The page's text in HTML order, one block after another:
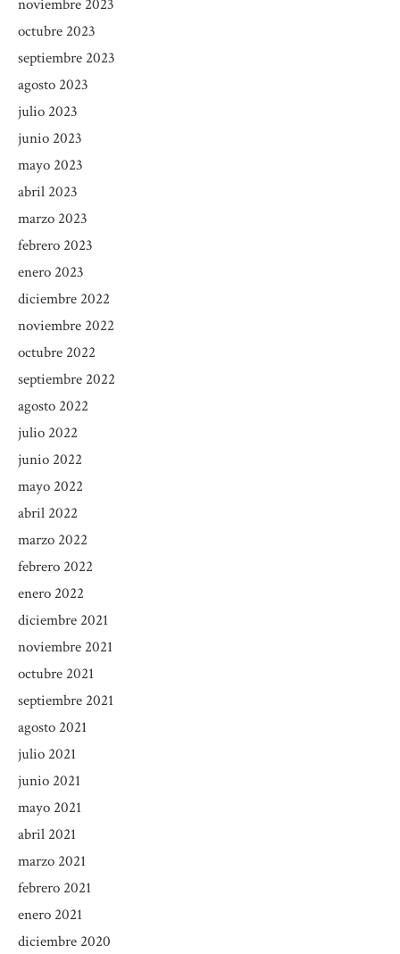
noviembre 2023
octubre 2023
septiembre 2023
agosto 2023
julio 2023
junio 2023
mayo 2023
abril 2023
marzo 2023
febrero 2023
enero 2023
diciembre 2022
noviembre 2022
octubre 2022
septiembre 2022
agosto 2022
julio 2022
junio 2022
mayo 2022
abril 2022
marzo 2022
febrero 2022
enero 2022
diciembre 2021
noviembre 2021
octubre 2021
septiembre 2021
agosto 2021
julio 2021
junio 2021
mayo 2021
abril 2021
marzo 2021
febrero 2021
enero 2021
diciembre 2020